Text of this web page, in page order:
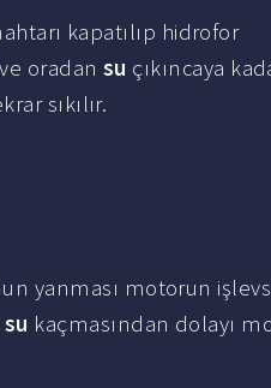
kapatılıp hidrofor
oradan su çıkıncaya
sıkılır.
yanması motorun
su kaçmasından dolayı